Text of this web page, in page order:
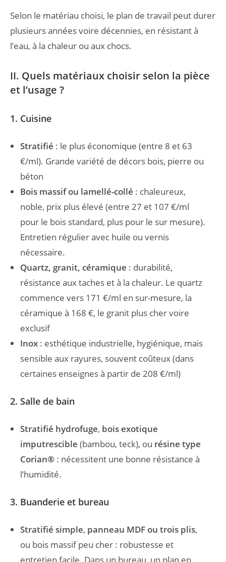
Selon le matériau choisi, le plan de travail peut durer
plusieurs années voire décennies, en résistant à
l’eau, à la chaleur ou aux chocs.
II. Quels matériaux choisir selon la pièce
et l’usage ?
1. Cuisine
Stratifié : le plus économique (entre 8 et 63
€/ml). Grande variété de décors bois, pierre ou
béton
Bois massif ou lamellé-collé : chaleureux,
noble, prix plus élevé (entre 27 et 107 €/ml
pour le bois standard, plus pour le sur mesure).
Entretien régulier avec huile ou vernis
nécessaire.
Quartz, granit, céramique : durabilité,
résistance aux taches et à la chaleur. Le quartz
commence vers 171 €/ml en sur-mesure, la
céramique à 168 €, le granit plus cher voire
exclusif
Inox : esthétique industrielle, hygiénique, mais
sensible aux rayures, souvent coûteux (dans
certaines enseignes à partir de 208 €/ml)
2. Salle de bain
Stratifié hydrofuge, bois exotique
imputrescible (bambou, teck), ou résine type
Corian® : nécessitent une bonne résistance à
l’humidité.
3. Buanderie et bureau
Stratifié simple, panneau MDF ou trois plis,
ou bois massif peu cher : robustesse et